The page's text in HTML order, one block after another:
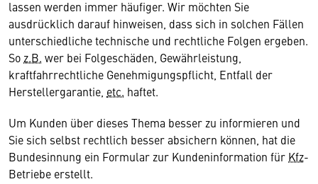
lassen werden immer häufiger. Wir möchten Sie
ausdrücklich darauf hinweisen, dass sich in solchen Fällen
unterschiedliche technische und rechtliche Folgen ergeben.
So z.B. wer bei Folgeschäden, Gewährleistung,
kraftfahrrechtliche Genehmigungspflicht, Entfall der
Herstellergarantie, etc. haftet.
Um Kunden über dieses Thema besser zu informieren und
Sie sich selbst rechtlich besser absichern können, hat die
Bundesinnung ein Formular zur Kundeninformation für Kfz-
Betriebe erstellt.